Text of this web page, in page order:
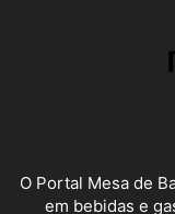
O Portal Mesa de
em bebidas e